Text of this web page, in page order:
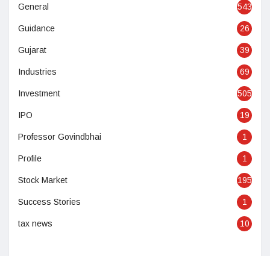
General 543
Guidance 26
Gujarat 39
Industries 69
Investment 505
IPO 19
Professor Govindbhai 1
Profile 1
Stock Market 195
Success Stories 1
tax news 10